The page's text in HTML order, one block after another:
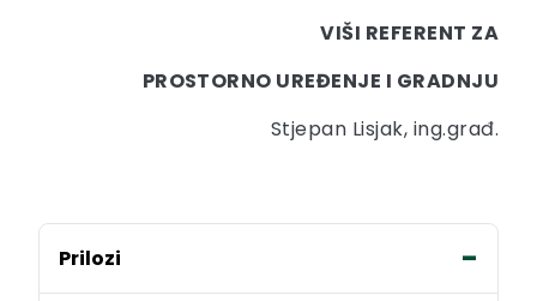
VIŠI REFERENT ZA
PROSTORNO UREĐENJE I GRADNJU
Stjepan Lisjak, ing.građ.
Prilozi